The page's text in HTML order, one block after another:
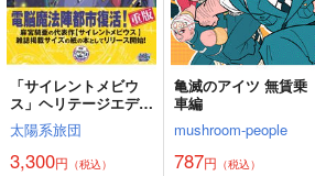
「サイレントメビウ
ス」ヘリテージエディ
ション０１「香津美リ
キュール」重版分
太陽系旅団
3,300円 （税込）
亀滅のアイツ 無賃乗
車編
mushroom-people
787円 （税込）